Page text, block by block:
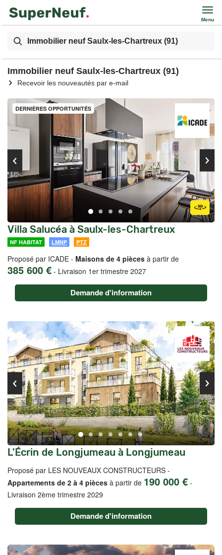
Menu
Immobilier neuf Saulx-les-Chartreux (91)
Immobilier neuf Saulx-les-Chartreux (91)
Recevoir les nouveautés par e-mail
DERNIÈRES OPPORTUNITÉS
Villa Salucéa à Saulx-les-Chartreux
NF HABITAT LMNP PTZ
Proposé par ICADE - Maisons de 4 pièces à partir de
385 600 € - Livraison 1er trimestre 2027
Demande d'information
L'Écrin de Longjumeau à Longjumeau
Proposé par LES NOUVEAUX CONSTRUCTEURS -
Appartements de 2 à 4 pièces à partir de 190 000 € -
Livraison 2ème trimestre 2029
Demande d'information